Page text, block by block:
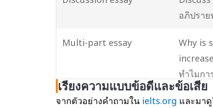
อภิปรา
Multi-part essay
Why is
ทำไมกา
และควา
เรียงความแบบข้อดีและข้อเสีย
จากตัวอย่างคำถามใน ielts.org และมา